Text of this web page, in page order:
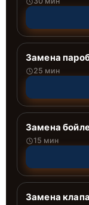
Замена
25 мин
Замена
15 мин
Замена